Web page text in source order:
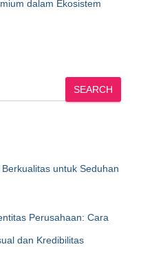
dalam Ekosistem
SEARCH
untuk Seduhan
Perusahaan: Cara
dan Kredibilitas